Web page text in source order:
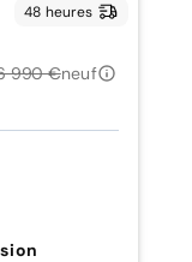
48 heures
990 €neuf